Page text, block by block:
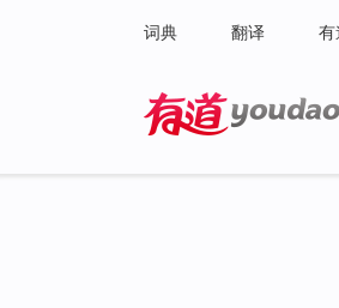
词典 翻译 有